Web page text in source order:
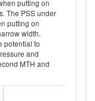
putting on
The PSS under
putting on
width.
potential to
and
MTH and